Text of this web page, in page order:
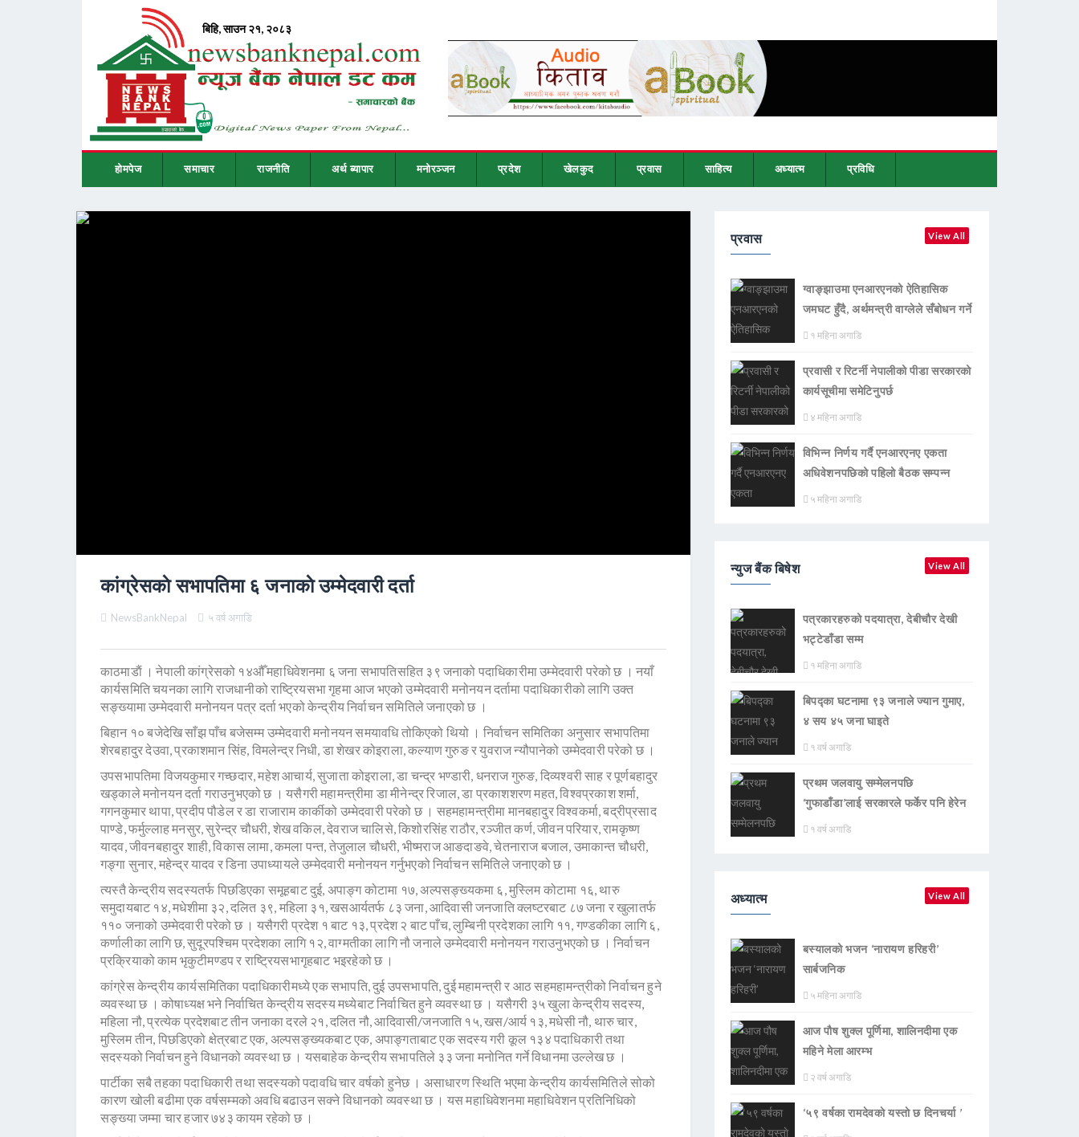
होमपेज समाचार राजनीति अर्थ ब्यापार मनोरञ्जन प्रदेश खेलकुद प्रवास साहित्य अध्यात्म प्रविधि
कांग्रेसकाे सभापतिमा ६ जनाकाे उम्मेदवारी दर्ता
NewsBankNepal ५ वर्ष अगाडि
काठमाडाैं । नेपाली कांग्रेसको १४औँ महाधिवेशनमा ६ जना सभापतिसहित ३९ जनाको पदाधिकारीमा उम्मेदवारी परेको छ । नयाँ
कार्यसमिति चयनका लागि राजधानीको राष्ट्रियसभा गृहमा आज भएको उम्मेदवारी मनोनयन दर्तामा पदाधिकारीको लागि उक्त
सङ्ख्यामा उम्मेदवारी मनोनयन पत्र दर्ता भएको केन्द्रीय निर्वाचन समितिले जनाएको छ ।
बिहान १० बजेदेखि साँझ पाँच बजेसम्म उम्मेदवारी मनोनयन समयावधि तोकिएको थियो । निर्वाचन समितिका अनुसार सभापतिमा
शेरबहादुर देउवा, प्रकाशमान सिंह, विमलेन्द्र निधी, डा शेखर कोइराला, कल्याण गुरुङ र युवराज न्यौपानेको उम्मेदवारी परेको छ ।
उपसभापतिमा विजयकुमार गच्छदार, महेश आचार्य, सुजाता कोइराला, डा चन्द्र भण्डारी, धनराज गुरुङ, दिव्यश्वरी साह र पूर्णबहादुर
खड्काले मनोनयन दर्ता गराउनुभएको छ । यसैगरी महामन्त्रीमा डा मीनेन्द्र रिजाल, डा प्रकाशशरण महत, विश्वप्रकाश शर्मा,
गगनकुमार थापा, प्रदीप पौडेल र डा राजाराम कार्कीको उम्मेदवारी परेको छ । सहमहामन्त्रीमा मानबहादुर विश्वकर्मा, बद्रीप्रसाद
पाण्डे, फर्मुल्लाह मनसुर, सुरेन्द्र चौधरी, शेख वकिल, देवराज चालिसे, किशोरसिंह राठौर, रञ्जीत कर्ण, जीवन परियार, रामकृष्ण
यादव, जीवनबहादुर शाही, विकास लामा, कमला पन्त, तेजुलाल चौधरी, भीष्मराज आङदाङवे, चेतनाराज बजाल, उमाकान्त चौधरी,
गङ्गा सुनार, महेन्द्र यादव र डिना उपाध्यायले उम्मेदवारी मनोनयन गर्नुभएको निर्वाचन समितिले जनाएको छ ।
त्यस्तै केन्द्रीय सदस्यतर्फ पिछडिएका समूहबाट दुई, अपाङ्ग कोटामा १७, अल्पसङ्ख्यकमा ६, मुस्लिम कोटामा १६, थारु
समुदायबाट १४, मधेशीमा ३२, दलित ३९, महिला ३१, खसआर्यतर्फ ८३ जना, आदिवासी जनजाति क्लष्टरबाट ८७ जना र खुलातर्फ
११० जनाको उम्मेदवारी परेको छ । यसैगरी प्रदेश १ बाट १३, प्रदेश २ बाट पाँच, लुम्बिनी प्रदेशका लागि ११, गण्डकीका लागि ६,
कर्णालीका लागि छ, सुदूरपश्चिम प्रदेशका लागि १२, वाग्मतीका लागि नौ जनाले उम्मेदवारी मनोनयन गराउनुभएको छ । निर्वाचन
प्रक्रियाको काम भृकुटीमण्डप र राष्ट्रियसभागृहबाट भइरहेको छ ।
कांग्रेस केन्द्रीय कार्यसमितिका पदाधिकारीमध्ये एक सभापति, दुई उपसभापति, दुई महामन्त्री र आठ सहमहामन्त्रीको निर्वाचन हुने
व्यवस्था छ । कोषाध्यक्ष भने निर्वाचित केन्द्रीय सदस्य मध्येबाट निर्वाचित हुने व्यवस्था छ । यसैगरी ३५ खुला केन्द्रीय सदस्य,
महिला नौ, प्रत्येक प्रदेशबाट तीन जनाका दरले २१, दलित नौ, आदिवासी/जनजाति १५, खस/आर्य १३, मधेसी नौ, थारु चार,
मुस्लिम तीन, पिछडिएको क्षेत्रबाट एक, अल्पसङ्ख्यकबाट एक, अपाङ्गताबाट एक सदस्य गरी कूल १३४ पदाधिकारी तथा
सदस्यको निर्वाचन हुने विधानको व्यवस्था छ । यसबाहेक केन्द्रीय सभापतिले ३३ जना मनोनित गर्ने विधानमा उल्लेख छ ।
पार्टीका सबै तहका पदाधिकारी तथा सदस्यको पदावधि चार वर्षको हुनेछ । असाधारण स्थिति भएमा केन्द्रीय कार्यसमितिले सोको
कारण खोली बढीमा एक वर्षसम्मको अवधि बढाउन सक्ने विधानको व्यवस्था छ । यस महाधिवेशनमा महाधिवेशन प्रतिनिधिको
सङ्ख्या जम्मा चार हजार ७४३ कायम रहेको छ ।
प्रवास View All
ग्वाङ्झाउमा एनआरएनको ऐतिहासिक
जमघट हुँदै, अर्थमन्त्री वाग्लेले सँबोधन गर्ने
१ महिना अगाडि
प्रवासी र रिटर्नी नेपालीको पीडा सरकारको
कार्यसूचीमा समेटिनुपर्छ
४ महिना अगाडि
विभिन्न निर्णय गर्दै एनआरएनए एकता
अधिवेशनपछिको पहिलो बैठक सम्पन्न
५ महिना अगाडि
न्युज बैंक बिषेश View All
पत्रकारहरुको पदयात्रा, देबीचौर देखी
भट्टेडाँडा सम्म
१ महिना अगाडि
बिपद्का घटनामा ९३ जनाले ज्यान गुमाए,
४ सय ४५ जना घाइते
१ वर्ष अगाडि
प्रथम जलवायु सम्मेलनपछि
‘गुफाडाँडा’लाई सरकारले फर्केर पनि हेरेन
१ वर्ष अगाडि
अध्यात्म View All
बस्यालको भजन ‘नारायण हरिहरी’
सार्बजनिक
५ महिना अगाडि
आज पौष शुक्ल पूर्णिमा, शालिनदीमा एक
महिने मेला आरम्भ
२ वर्ष अगाडि
‘५९ वर्षका रामदेवकाे यस्ताे छ दिनचर्या ’